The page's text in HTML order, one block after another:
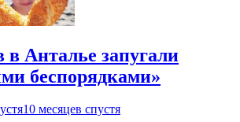
в Анталье запугали
беспорядками»
10 месяцев спустя